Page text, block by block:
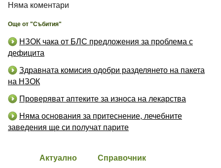
Няма коментари
Още от "Събития"
НЗОК чака от БЛС предложения за проблема с
дефицита
Здравната комисия одобри разделянето на пакета
на НЗОК
Проверяват аптеките за износа на лекарства
Няма основания за притеснение, лечебните
заведения ще си получат парите
Актуално Справочник